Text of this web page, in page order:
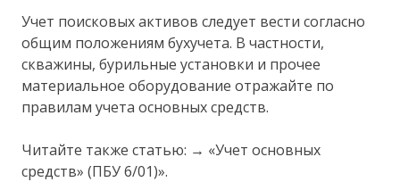
Учет поисковых активов следует вести согласно
общим положениям бухучета. В частности,
скважины, бурильные установки и прочее
материальное оборудование отражайте по
правилам учета основных средств.
Читайте также статью: → «Учет основных
средств» (ПБУ 6/01)».